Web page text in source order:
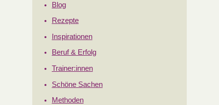
Blog
Rezepte
Inspirationen
Beruf & Erfolg
Trainer:innen
Schöne Sachen
Methoden